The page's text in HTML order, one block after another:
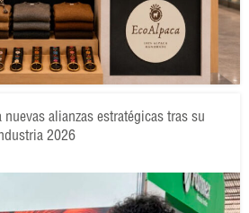
alianzas estratégicas tras su
2026